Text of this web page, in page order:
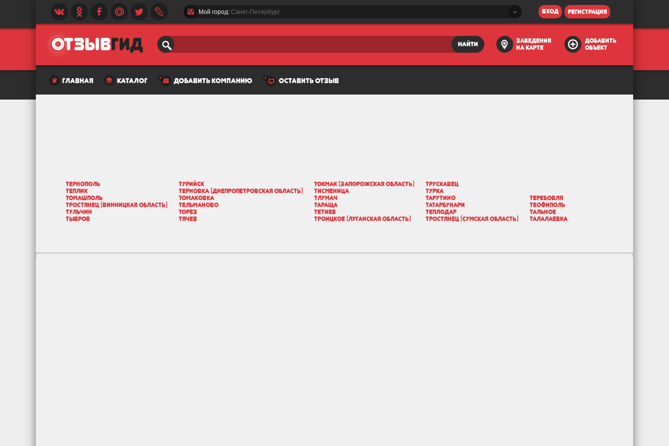
Мой город: Санкт-Петербург вход регистрация
найти
заведения
на карте
добавить
объект
главная каталог добавить компанию оставить отзыв
Тернополь
Теплик
Томашполь
Тростянец (Винницкая область)
Тульчин
Тывров
Турийск
Терновка (Днепропетровская область)
Томаковка
Тельманово
Торез
Тячев
Токмак (Запорожская область)
Тисменица
Тлумач
Тараща
Тетиев
Троицкое (Луганская область)
Трускавец
Турка
Тарутино
Татарбунари
Теплодар
Тростянец (Сумская область)
Теребовля
Теофиполь
Тальное
Талалаевка